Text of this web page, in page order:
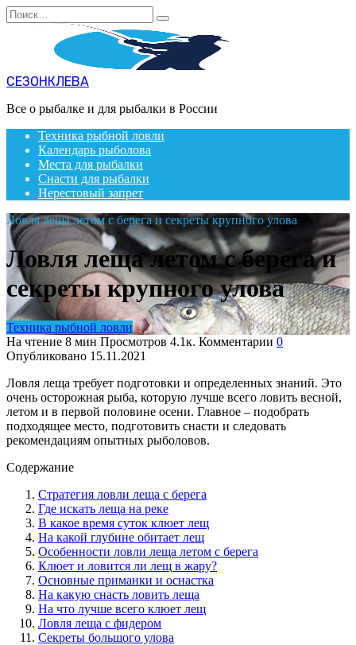
Перейти
к
содержанию
Search
for:
СЕЗОНКЛЕВА
Все о рыбалке и для рыбалки в России
Техника рыбной ловли
Календарь рыболова
Места для рыбалки
Снасти для рыбалки
Нерестовый запрет
Ловля леща летом с берега и секреты крупного улова
Ловля леща летом с берега и
секреты крупного улова
Техника рыбной ловли
На чтение 8 мин Просмотров 4.1к. Комментарии 0
Опубликовано 15.11.2021
Ловля леща требует подготовки и определенных знаний. Это
очень осторожная рыба, которую лучше всего ловить весной,
летом и в первой половине осени. Главное – подобрать
подходящее место, подготовить снасти и следовать
рекомендациям опытных рыболовов.
Содержание
Стратегия ловли леща с берега
Где искать леща на реке
В какое время суток клюет лещ
На какой глубине обитает лещ
Особенности ловли леща летом с берега
Клюет и ловится ли лещ в жару?
Основные приманки и оснастка
На какую снасть ловить леща
На что лучше всего клюет лещ
Ловля леща с фидером
Секреты большого улова